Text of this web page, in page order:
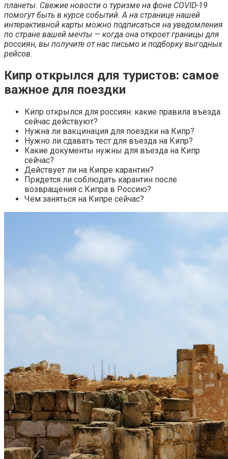
планеты. Свежие новости о туризме на фоне COVID-19
помогут быть в курсе событий. А на странице нашей
интерактивной карты можно подписаться на уведомления
по стране вашей мечты — когда она откроет границы для
россиян, вы получите от нас письмо и подборку выгодных
рейсов.
Кипр открылся для туристов: самое
важное для поездки
Кипр открылся для россиян: какие правила въезда
сейчас действуют?
Нужна ли вакцинация для поездки на Кипр?
Нужно ли сдавать тест для въезда на Кипр?
Какие документы нужны для въезда на Кипр
сейчас?
Действует ли на Кипре карантин?
Придется ли соблюдать карантин после
возвращения с Кипра в Россию?
Чем заняться на Кипре сейчас?